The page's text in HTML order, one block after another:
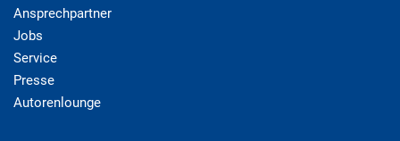
Ansprechpartner
Jobs
Service
Presse
Autorenlounge